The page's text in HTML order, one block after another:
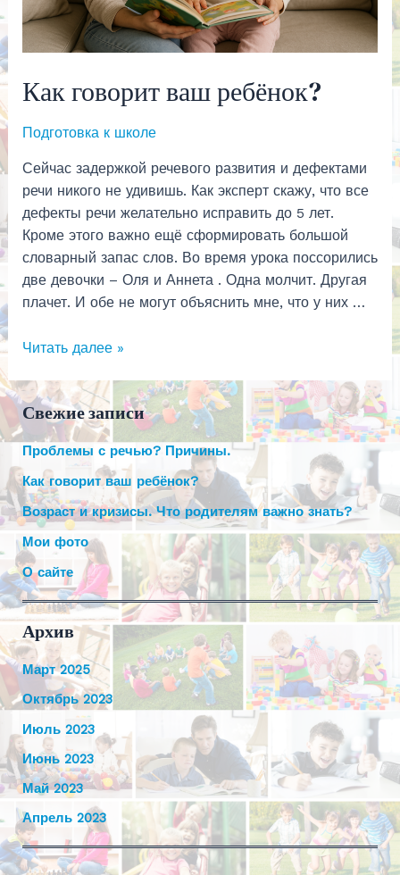
Как говорит ваш ребёнок?
Подготовка к школе
Сейчас задержкой речевого развития и дефектами
речи никого не удивишь. Как эксперт скажу, что все
дефекты речи желательно исправить до 5 лет.
Кроме этого важно ещё сформировать большой
словарный запас слов. Во время урока поссорились
две девочки – Оля и Аннета . Одна молчит. Другая
плачет. И обе не могут объяснить мне, что у них …
Как
ваш
ребёнок?
Читать далее »
Свежие записи
Проблемы с речью? Причины.
Как говорит ваш ребёнок?
Возраст и кризисы. Что родителям важно знать?
Мои фото
О сайте
Архив
Март 2025
Октябрь 2023
Июль 2023
Июнь 2023
Май 2023
Апрель 2023